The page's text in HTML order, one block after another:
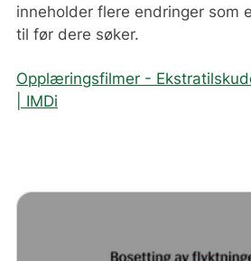
inneholder flere endringer som
til før dere søker.
Opplæringsfilmer -
| IMDi